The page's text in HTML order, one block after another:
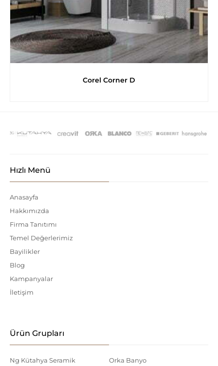
Corel Corner D
Hızlı Menü
Anasayfa
Hakkımızda
Firma Tanıtımı
Temel Değerlerimiz
Bayilikler
Blog
Kampanyalar
İletişim
Ürün Grupları
Ng Kütahya Seramik
Orka Banyo